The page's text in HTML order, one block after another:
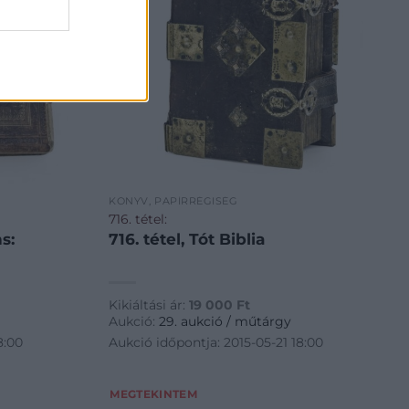
KÖNYV, PAPÍRRÉGISÉG
716. tétel:
716. tétel, Tót Biblia
Kikiáltási ár:19 000 Ft
Aukció:29. aukció / műtárgy
Aukció időpontja: 2015-05-21 18:00
MEGTEKINTEM